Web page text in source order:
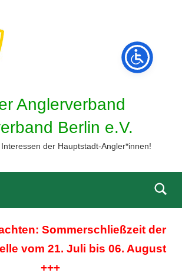
Anglerverband
Berlin e.V.
der Hauptstadt-Angler*innen!
Sommerschließzeit der
vom 21. Juli bis 06. August
+++